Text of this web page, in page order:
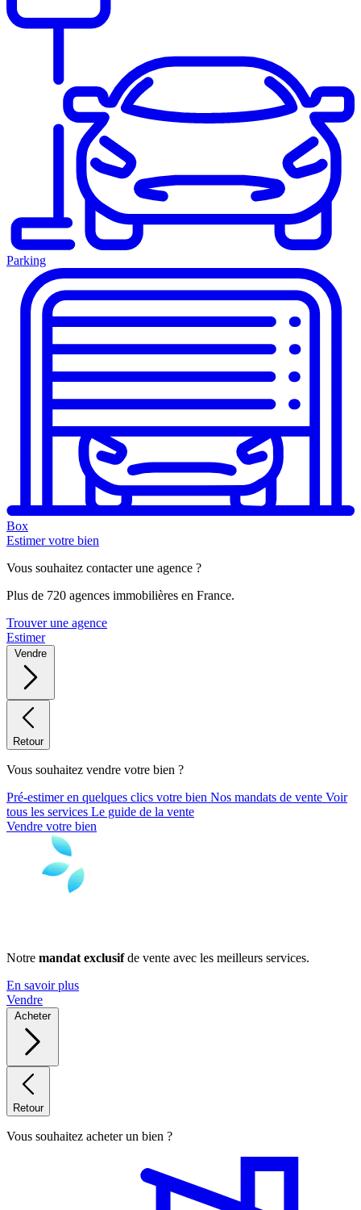
Parking
Box
Estimer votre bien
Vous souhaitez contacter une agence ?
Plus de 720 agences immobilières en France.
Trouver une agence
Estimer
Vendre
Retour
Vous souhaitez vendre votre bien ?
Pré-estimer en quelques clics votre bien Nos mandats de vente Voir
tous les services Le guide de la vente
Vendre votre bien
Notre mandat exclusifde vente avec les meilleurs services.
En savoir plus
Vendre
Acheter
Retour
Vous souhaitez acheter un bien ?